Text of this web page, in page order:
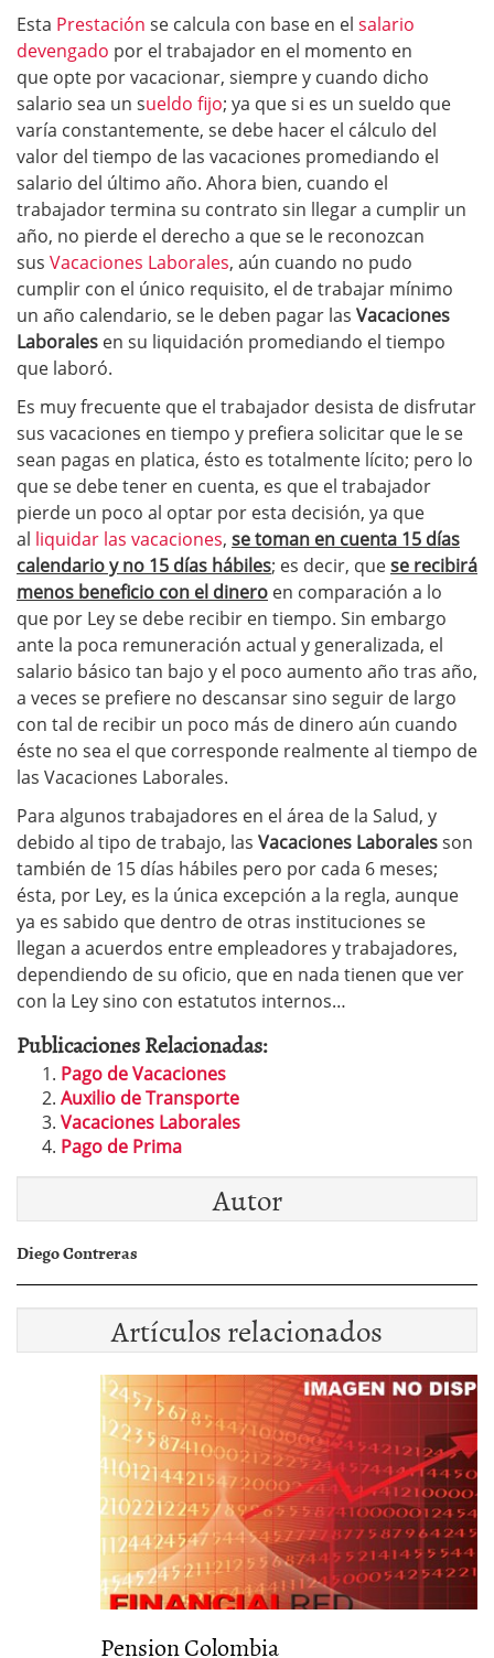
Esta Prestación se calcula con base en el salario
devengado por el trabajador en el momento en
que opte por vacacionar, siempre y cuando dicho
salario sea un sueldo fijo; ya que si es un sueldo que
varía constantemente, se debe hacer el cálculo del
valor del tiempo de las vacaciones promediando el
salario del último año. Ahora bien, cuando el
trabajador termina su contrato sin llegar a cumplir un
año, no pierde el derecho a que se le reconozcan
sus Vacaciones Laborales, aún cuando no pudo
cumplir con el único requisito, el de trabajar mínimo
un año calendario, se le deben pagar las Vacaciones
Laborales en su liquidación promediando el tiempo
que laboró.
Es muy frecuente que el trabajador desista de disfrutar
sus vacaciones en tiempo y prefiera solicitar que le se
sean pagas en platica, ésto es totalmente lícito; pero lo
que se debe tener en cuenta, es que el trabajador
pierde un poco al optar por esta decisión, ya que
al liquidar las vacaciones, se toman en cuenta 15 días
calendario y no 15 días hábiles; es decir, quese recibirá
menos beneficio con el dinero en comparación a lo
que por Ley se debe recibir en tiempo. Sin embargo
ante la poca remuneración actual y generalizada, el
salario básico tan bajo y el poco aumento año tras año,
a veces se prefiere no descansar sino seguir de largo
con tal de recibir un poco más de dinero aún cuando
éste no sea el que corresponde realmente al tiempo de
las Vacaciones Laborales.
Para algunos trabajadores en el área de la Salud, y
debido al tipo de trabajo, las Vacaciones Laboralesson
también de 15 días hábiles pero por cada 6 meses;
ésta, por Ley, es la única excepción a la regla, aunque
ya es sabido que dentro de otras instituciones se
llegan a acuerdos entre empleadores y trabajadores,
dependiendo de su oficio, que en nada tienen que ver
con la Ley sino con estatutos internos…
Publicaciones Relacionadas:
Pago de Vacaciones
Auxilio de Transporte
Vacaciones Laborales
Pago de Prima
Autor
Diego Contreras
Artículos relacionados
Pension Colombia